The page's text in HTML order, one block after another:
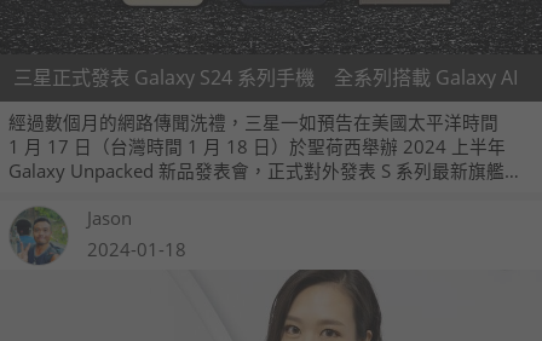
三星正式發表 Galaxy S24 系列手機 全系列搭載 Galaxy AI
經過數個月的網路傳聞洗禮，三星一如預告在美國太平洋時間
1 月 17 日（台灣時間 1 月 18 日）於聖荷西舉辦 2024 上半年
Galaxy Unpacked 新品發表會，正式對外發表 S 系列最新旗艦智
Jason
2024-01-18